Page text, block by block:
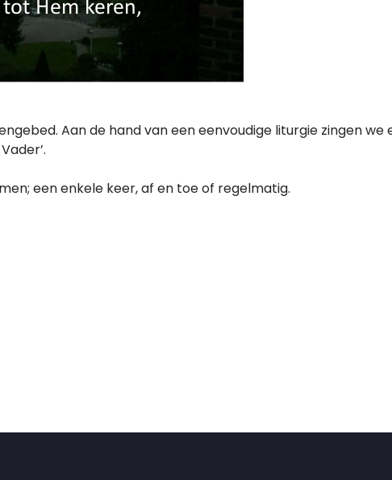
Aan de hand van een eenvoudige liturgie zingen we
een enkele keer, af en toe of regelmatig.